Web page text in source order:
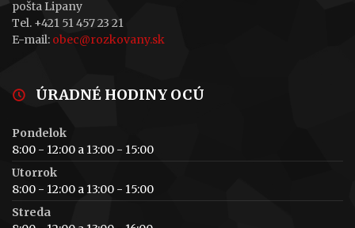
pošta Lipany
Tel. +421 51 457 23 21
E-mail: obec@rozkovany.sk
ÚRADNÉ HODINY OCÚ
Pondelok
8:00 - 12:00 a 13:00 - 15:00
Utorrok
8:00 - 12:00 a 13:00 - 15:00
Streda